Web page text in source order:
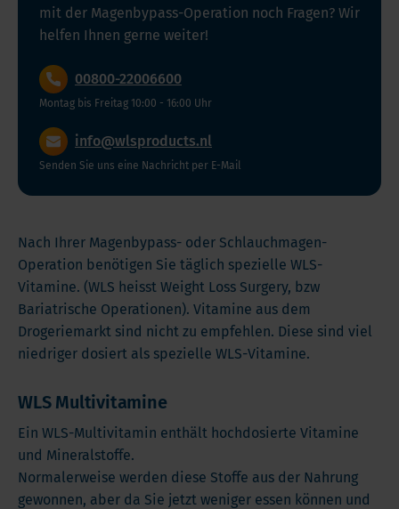
mit der Magenbypass-Operation noch Fragen? Wir
helfen Ihnen gerne weiter!
00800-22006600
Montag bis Freitag 10:00 - 16:00 Uhr
info@wlsproducts.nl
Senden Sie uns eine Nachricht per E-Mail
Nach Ihrer Magenbypass- oder Schlauchmagen-
Operation benötigen Sie täglich spezielle WLS-
Vitamine. (WLS heisst Weight Loss Surgery, bzw
Bariatrische Operationen). Vitamine aus dem
Drogeriemarkt sind nicht zu empfehlen. Diese sind viel
niedriger dosiert als spezielle WLS-Vitamine.
WLS Multivitamine
Ein WLS-Multivitamin enthält hochdosierte Vitamine
und Mineralstoffe.
Normalerweise werden diese Stoffe aus der Nahrung
gewonnen, aber da Sie jetzt weniger essen können und